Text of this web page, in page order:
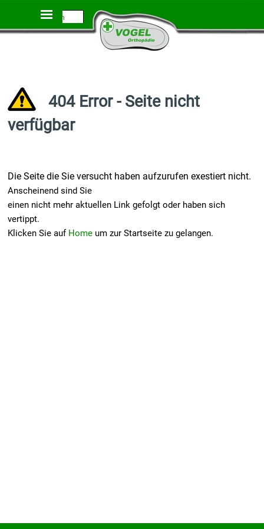
Startseite
Menü überspringen
404 Error - Seite nicht
verfügbar
Die Seite die Sie versucht haben aufzurufen exestiert nicht.
Anscheinend sind Sie
einen nicht mehr aktuellen Link gefolgt oder haben sich
vertippt.
Klicken Sie auf Home um zur Startseite zu gelangen.